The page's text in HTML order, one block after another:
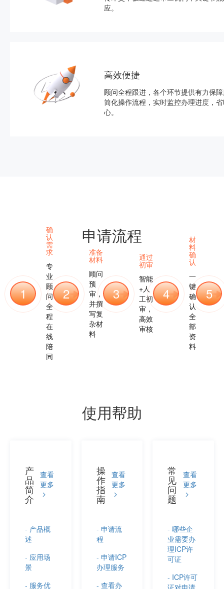
应。
高效便捷
顾问全程跟进，各个环节提供有力保
简化操作流程，实时监控办理进度，
心。
申请流程
1
确
认
需
求
专
业
顾
问
全
程
在
线
陪
同
2
准备
材料
顾问
预
审，
并撰
写复
杂材
料
3
通过
初审
智能
+人
工初
审，
高效
审核
4
材
料
确
认
一
键
确
认
全
部
资
料
5
使用帮助
产
品
简
介
查看
更多
- 产品概
述
- 应用场
景
- 服务优
操
作
指
南
查看
更多
- 申请流
程
- 申请ICP
办理服务
- 查看办
常
见
问
题
查看
更多
- 哪些企
业需要办
理ICP许
可证
- ICP许可
证对申请